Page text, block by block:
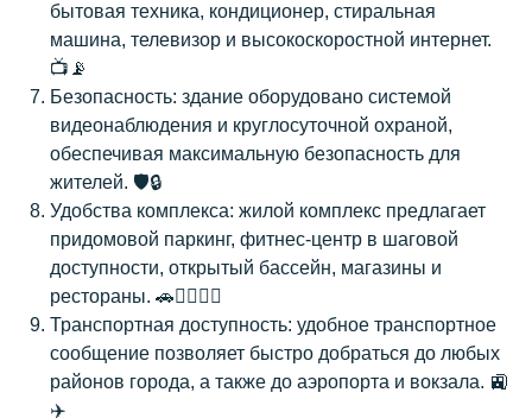
бытовая техника, кондиционер, стиральная
машина, телевизор и высокоскоростной интернет.
📺📡
Безопасность: здание оборудовано системой
видеонаблюдения и круглосуточной охраной,
обеспечивая максимальную безопасность для
жителей. 🛡️🔒
Удобства комплекса: жилой комплекс предлагает
придомовой паркинг, фитнес-центр в шаговой
доступности, открытый бассейн, магазины и
рестораны. 🚗🏋️‍♂️🏊‍♀️
Транспортная доступность: удобное транспортное
сообщение позволяет быстро добраться до любых
районов города, а также до аэропорта и вокзала. 🚉
✈️
+7
Заказать звонок
Заполните форму, и наш менеджер
свяжется с Вами в ближайшее время
ВАМ
ПЕРЕЗВОНИТЬ?